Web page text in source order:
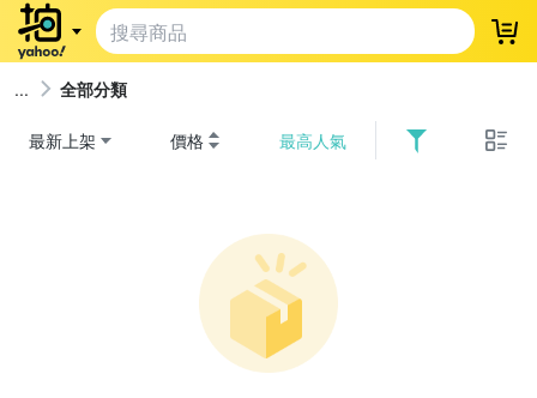
登
全部分類
最新上架 價格 最高人氣